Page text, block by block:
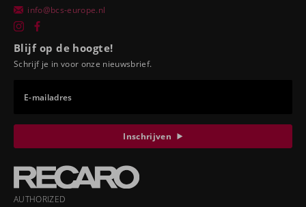
info@bcs-europe.nl
Blijf op de hoogte!
Schrijf je in voor onze nieuwsbrief.
E-mailadres
Inschrijven
AUTHORIZED